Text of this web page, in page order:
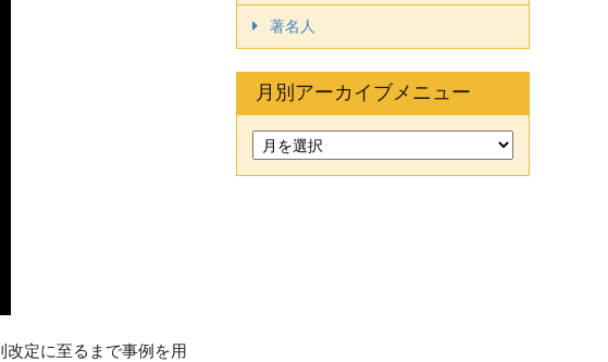
定に至るまで事例を用
著名人
月別アーカイブメニュー